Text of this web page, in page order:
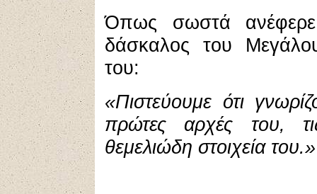
Όπως σωστά
δάσκαλος του
του:
«Πιστεύουμε ότι
πρώτες αρχές του,
θεμελιώδη στοιχεία του.»